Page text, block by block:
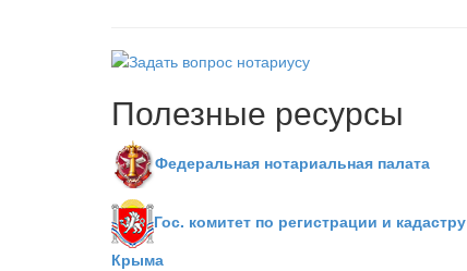
Полезные ресурсы
Федеральная нотариальная палата
Гос. комитет по регистрации и кадастру
Крыма